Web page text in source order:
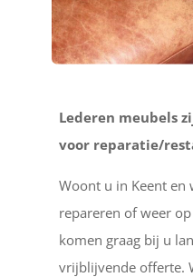
Lederen meubels
voor reparatie/
Woont u in Keent
repareren of weer
komen graag bij u
vrijblijvende offerte.